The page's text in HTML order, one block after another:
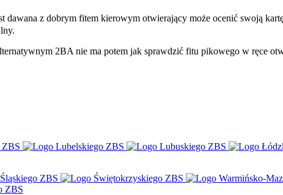
dawana z dobrym fitem kierowym otwierający może ocenić swoją
2BA nie ma potem jak sprawdzić fitu pikowego w ręce